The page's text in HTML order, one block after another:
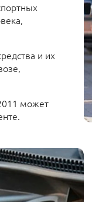
и их
может